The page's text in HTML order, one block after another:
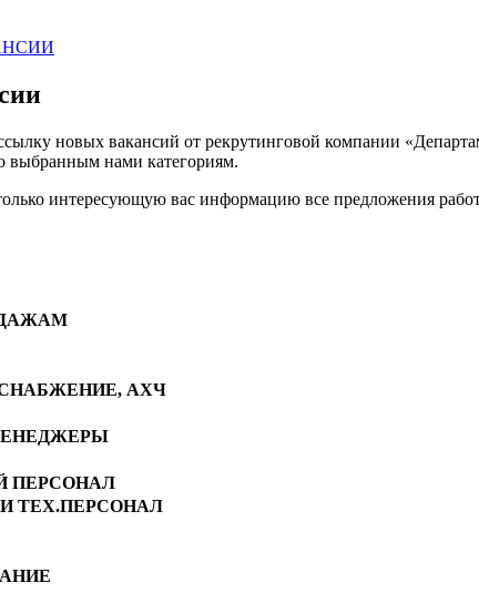
новых вакансий от рекрутинговой компании
выбранным нами категориям.
интересующую вас информацию все предложения
АХЧ
ПЕРСОНАЛ
ТЕХ.ПЕРСОНАЛ